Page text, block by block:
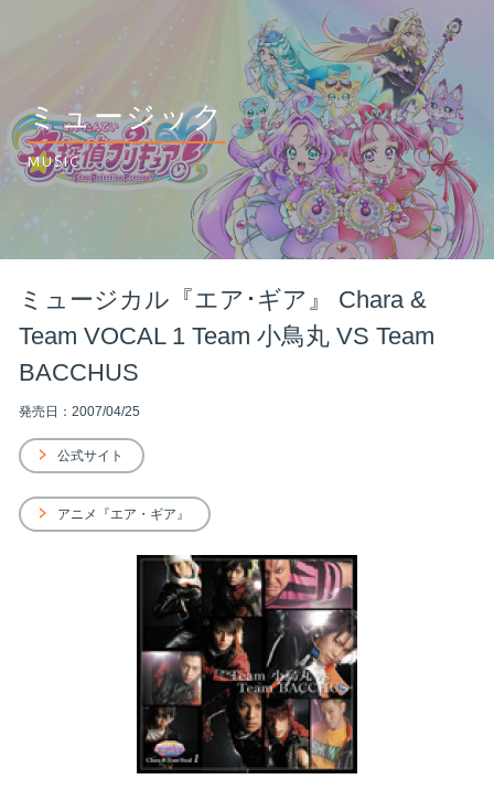
ミュージック
MUSIC
ミュージカル『エア･ギア』 Chara &
Team VOCAL 1 Team 小鳥丸 VS Team
BACCHUS
発売日：2007/04/25
公式サイト
アニメ『エア・ギア』